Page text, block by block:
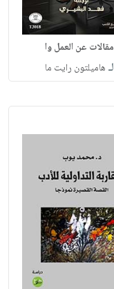
مقالات عن العمل وا
لـ هاميلتون رايت ما